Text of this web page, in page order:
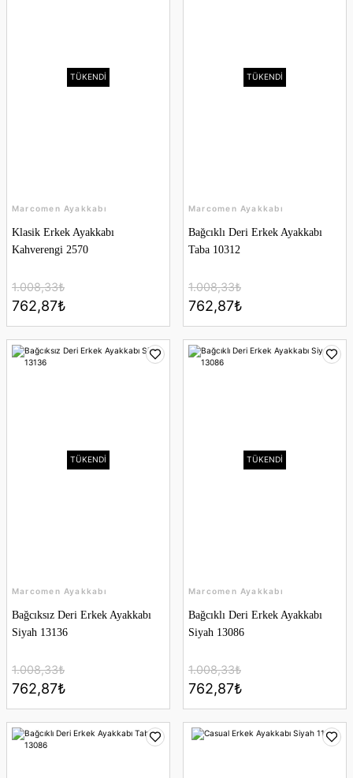
TÜKENDİ
Marcomen Ayakkabı
Klasik Erkek Ayakkabı
Kahverengi 2570
762,87₺
1.008,33₺
TÜKENDİ
Marcomen Ayakkabı
Bağcıklı Deri Erkek Ayakkabı
Taba 10312
762,87₺
1.008,33₺
TÜKENDİ
Marcomen Ayakkabı
Bağcıksız Deri Erkek Ayakkabı
Siyah 13136
762,87₺
1.008,33₺
TÜKENDİ
Marcomen Ayakkabı
Bağcıklı Deri Erkek Ayakkabı
Siyah 13086
762,87₺
1.008,33₺